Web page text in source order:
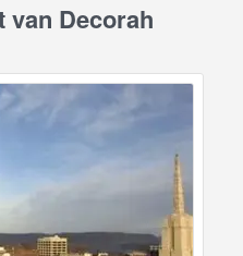
van Decorah